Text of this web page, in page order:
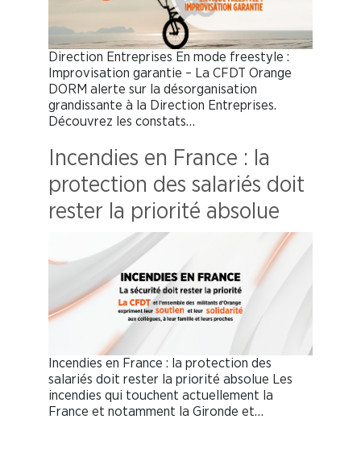
Direction Entreprises En mode freestyle :
Improvisation garantie – La CFDT Orange
DORM alerte sur la désorganisation
grandissante à la Direction Entreprises.
Découvrez les constats…
Incendies en France : la
protection des salariés doit
rester la priorité absolue
Incendies en France : la protection des
salariés doit rester la priorité absolue Les
incendies qui touchent actuellement la
France et notamment la Gironde et…